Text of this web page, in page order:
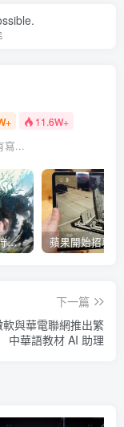
11.6W+
寫...
EA、光榮特庫摩狩獵冒險遊戲《WILD HEARTS》公布「強大化獸」宣傳影片
下一篇
軟與華電聯網推出繁
中華語教材 AI 助理